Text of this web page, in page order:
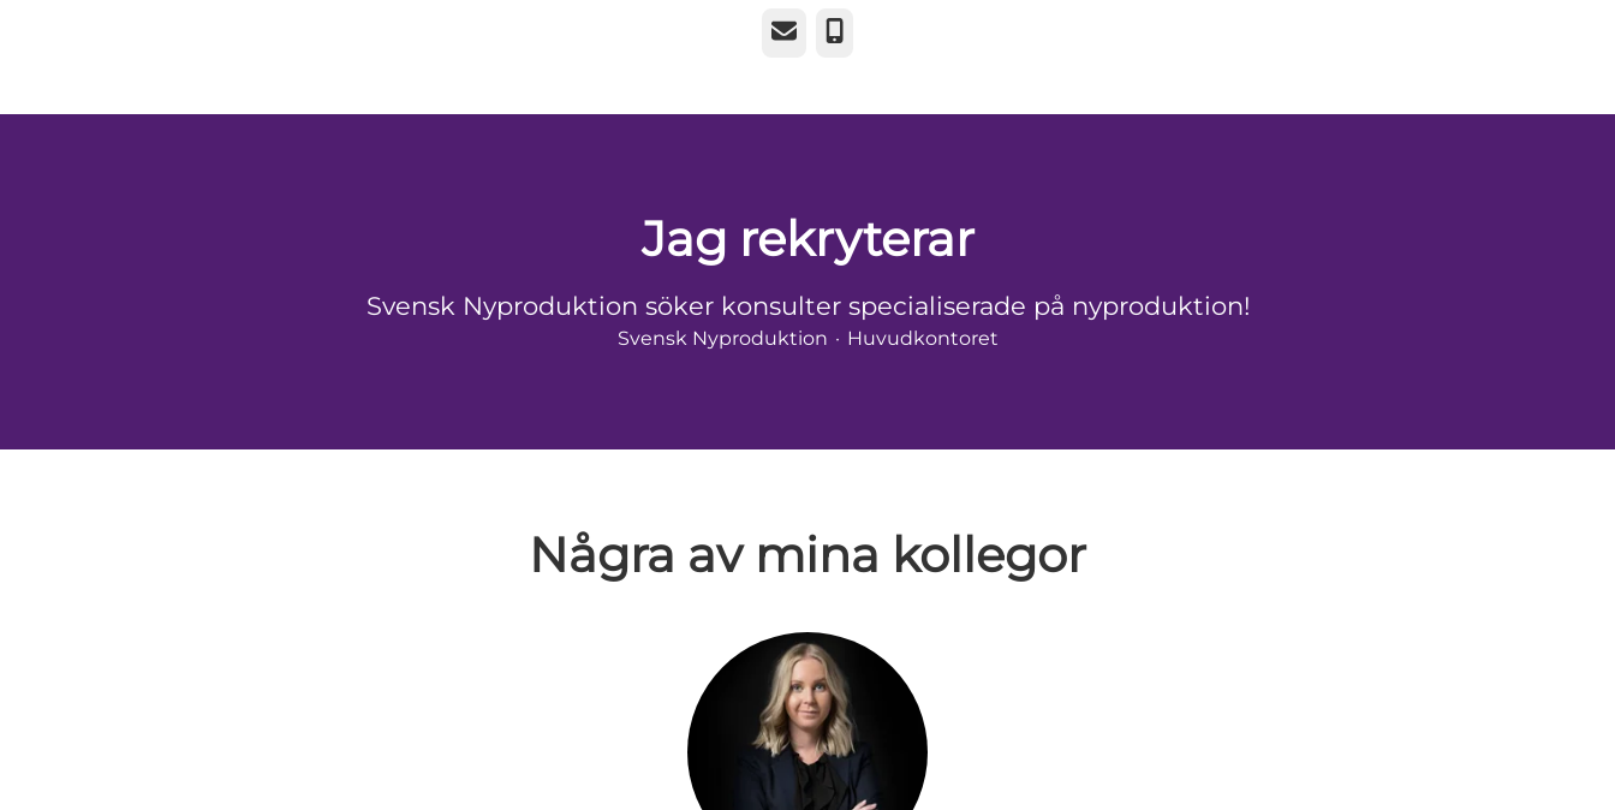
E-postTelefon
Jag rekryterar
Svensk Nyproduktion söker konsulter specialiserade på nyproduktion!
Svensk Nyproduktion · Huvudkontoret
Några av mina kollegor